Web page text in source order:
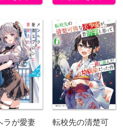
ラが愛妻
転校先の清楚可